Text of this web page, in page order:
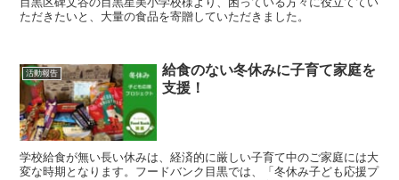
ただきたいと、大量の食品を寄贈していただきました。
活動報告
給食のない冬休みに子育て家庭を
支援！
学校給食が無い長い休みは、経済的に厳しい子育て中のご家庭には大
変な時期となります。フードバンク目黒では、「冬休み子ども応援プ